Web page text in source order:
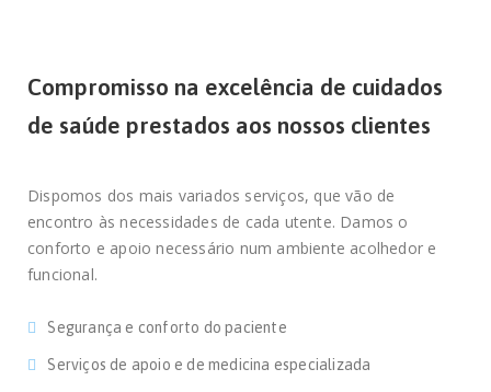
Compromisso na excelência de cuidados
de saúde prestados aos nossos clientes
Dispomos dos mais variados serviços, que vão de
encontro às necessidades de cada utente. Damos o
conforto e apoio necessário num ambiente acolhedor e
funcional.
Segurança e conforto do paciente
Serviços de apoio e de medicina especializada